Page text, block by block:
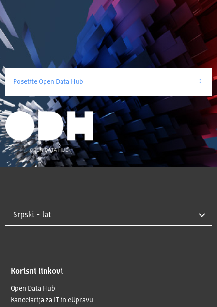
Posetite Open Data Hub
Korisni linkovi
Open Data Hub
Kancelarija za IT in eUpravu